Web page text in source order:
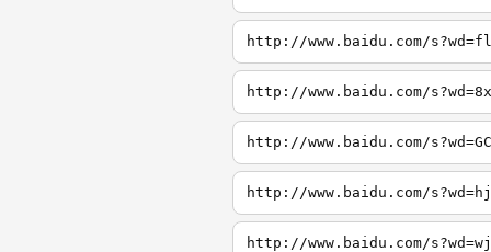
http://www.baidu.com/
http://www.baidu.com/
http://www.baidu.com/
http://www.baidu.com/
http://www.baidu.com/